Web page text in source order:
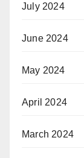
July 2024
June 2024
May 2024
April 2024
March 2024